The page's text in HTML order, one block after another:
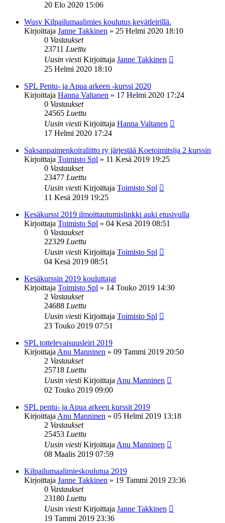
20 Elo 2020 15:06
Wusv Kilpailumaalimies koulutus kevätleirillä.
Kirjoittaja Janne Takkinen » 25 Helmi 2020 18:10
0 Vastaukset
23711 Luettu
Uusin viesti Kirjoittaja Janne Takkinen
25 Helmi 2020 18:10
SPL Pentu- ja Apua arkeen -kurssi 2020
Kirjoittaja Hanna Valtanen » 17 Helmi 2020 17:24
0 Vastaukset
24565 Luettu
Uusin viesti Kirjoittaja Hanna Valtanen
17 Helmi 2020 17:24
Saksanpaimenkoiraliitto ry järjestää Koetoimitsija 2 kurssin
Kirjoittaja Toimisto Spl » 11 Kesä 2019 19:25
0 Vastaukset
23477 Luettu
Uusin viesti Kirjoittaja Toimisto Spl
11 Kesä 2019 19:25
Kesäkurssi 2019 ilmoittautumislinkki auki etusivulla
Kirjoittaja Toimisto Spl » 04 Kesä 2019 08:51
0 Vastaukset
22329 Luettu
Uusin viesti Kirjoittaja Toimisto Spl
04 Kesä 2019 08:51
Kesäkurssin 2019 kouluttajat
Kirjoittaja Toimisto Spl » 14 Touko 2019 14:30
2 Vastaukset
24688 Luettu
Uusin viesti Kirjoittaja Toimisto Spl
23 Touko 2019 07:51
SPL tottelevaisuusleiri 2019
Kirjoittaja Anu Manninen » 09 Tammi 2019 20:50
2 Vastaukset
25718 Luettu
Uusin viesti Kirjoittaja Anu Manninen
02 Touko 2019 09:00
SPL pentu- ja Apua arkeen kurssit 2019
Kirjoittaja Anu Manninen » 05 Helmi 2019 13:18
2 Vastaukset
25453 Luettu
Uusin viesti Kirjoittaja Anu Manninen
08 Maalis 2019 07:59
Kilpailumaalimieskoulutua 2019
Kirjoittaja Janne Takkinen » 19 Tammi 2019 23:36
0 Vastaukset
23180 Luettu
Uusin viesti Kirjoittaja Janne Takkinen
19 Tammi 2019 23:36